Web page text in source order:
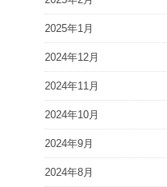
2025年1月
2024年12月
2024年11月
2024年10月
2024年9月
2024年8月